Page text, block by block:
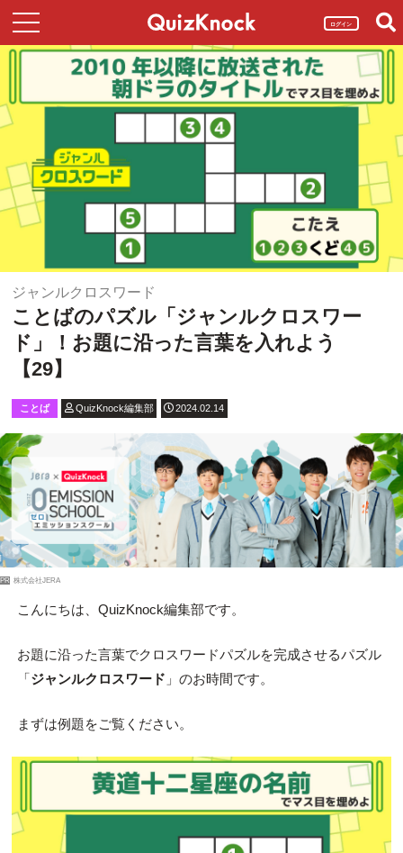
ログイン
ジャンルクロスワード
ことばのパズル「ジャンルクロスワー
ド」！お題に沿った言葉を入れよう
【29】
ことば QuizKnock編集部 2024.02.14
PR 株式会社JERA
こんにちは、QuizKnock編集部です。
お題に沿った言葉でクロスワードパズルを完成させるパズル
「ジャンルクロスワード 」のお時間です。
まずは例題をご覧ください。